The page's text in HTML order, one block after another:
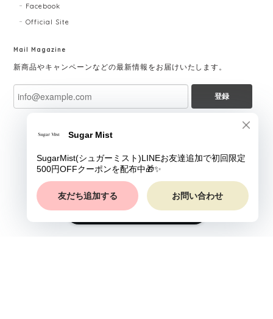
Facebook
Official Site
Mail Magazine
新商品やキャンペーンなどの最新情報をお届けいたします。
登録
ショップに質問する